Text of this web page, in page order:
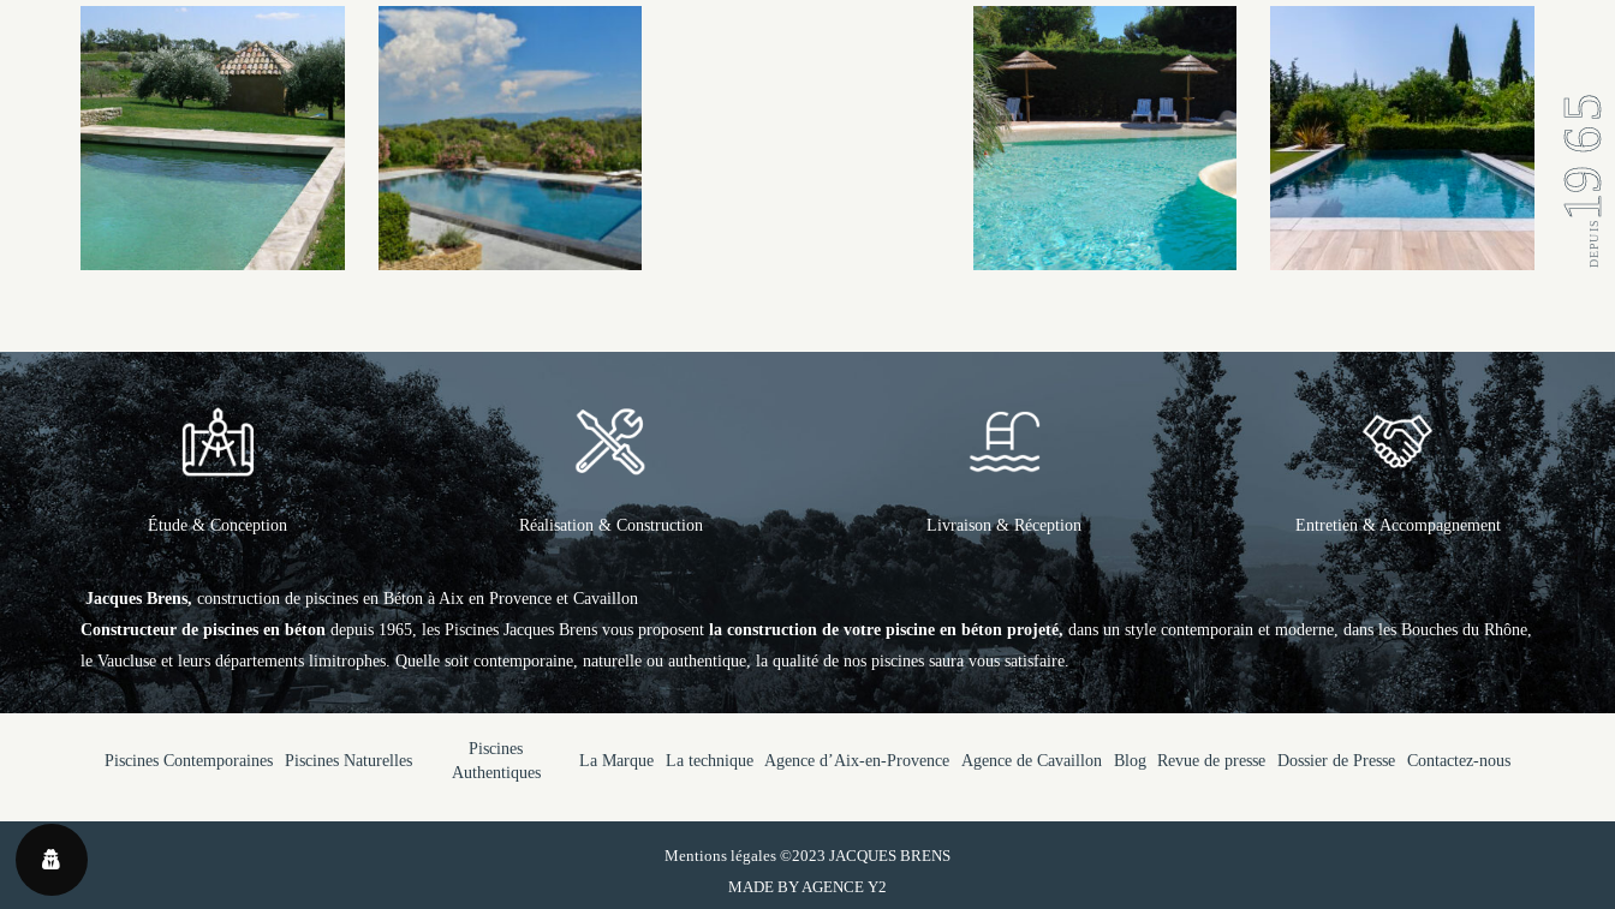
Étude & Conception Réalisation & Construction Livraison & Réception Entretien & Accompagnement
Jacques Brens,construction de piscines en Béton à Aix en Provence et Cavaillon
Constructeur de piscines en bétondepuis 1965, les Piscines Jacques Brens vous proposentla construction de votre piscine en béton projeté,dans un style contemporain et moderne, dans les Bouches du Rhône,
le Vaucluse et leurs départements limitrophes. Quelle soit contemporaine, naturelle ou authentique, la qualité de nos piscines saura vous satisfaire.
Piscines Contemporaines Piscines Naturelles
Piscines
Authentiques
La Marque La technique Agence d’Aix-en-Provence Agence de Cavaillon Blog Revue de presse Dossier de Presse Contactez-nous
Mentions légales ©2023 JACQUES BRENS
MADE BY AGENCE Y2